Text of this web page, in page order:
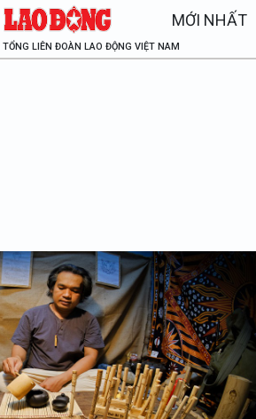
MỚI NHẤT
TỔNG LIÊN ĐOÀN LAO ĐỘNG VIỆT NAM